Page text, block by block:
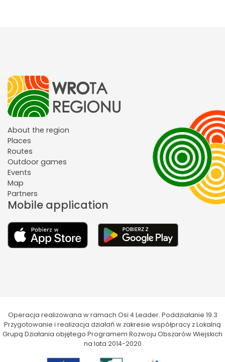
About the region
Places
Routes
Outdoor games
Events
Map
Partners
Mobile application
Operacja realizowana w ramach Osi 4 Leader. Poddziałanie 19.3
Przygotowanie i realizacja działań w zakresie współpracy z Lokalną
Grupą Działania objętego Programem Rozwoju Obszarów Wiejskich
na lata 2014-2020